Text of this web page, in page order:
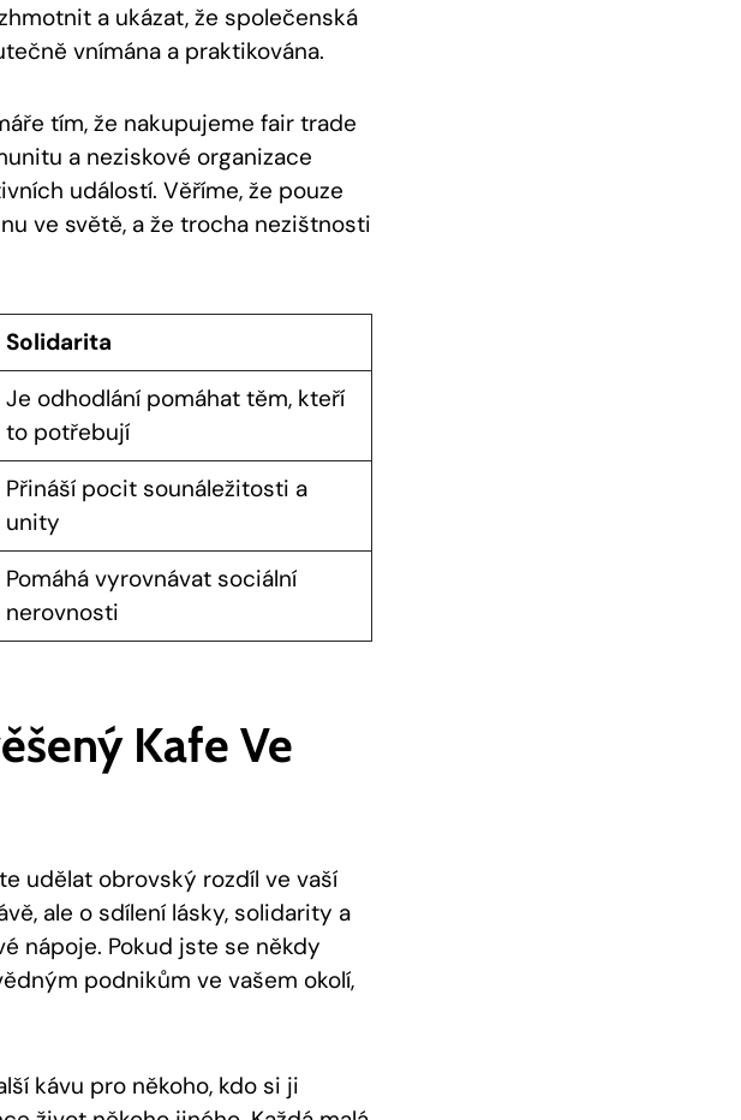
a ‍ukázat, že společenská
vnímána ‌a praktikována.
tím, že nakupujeme ⁣fair trade
a neziskové organizace
událostí. Věříme, že pouze
ve⁣ světě, a že ‍trocha nezištnosti
Solidarita
Je odhodlání pomáhat⁢ těm, kteří
to potřebují
Přináší pocit sounáležitosti a
unity
Pomáhá vyrovnávat sociální
⁣nerovnosti
Kafe Ve
⁤udělat⁤ obrovský rozdíl ve vaší
⁢ale o ‍sdílení ⁤lásky, solidarity a
nápoje. Pokud ⁢jste se‌ někdy
podnikům ve ⁤vašem okolí,
kávu pro ​někoho, kdo si⁢ ji